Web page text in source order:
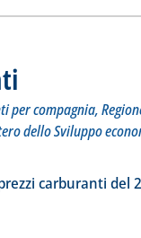
per compagnia,
dello Sviluppo
notizia: 'Dossier
carburanti del